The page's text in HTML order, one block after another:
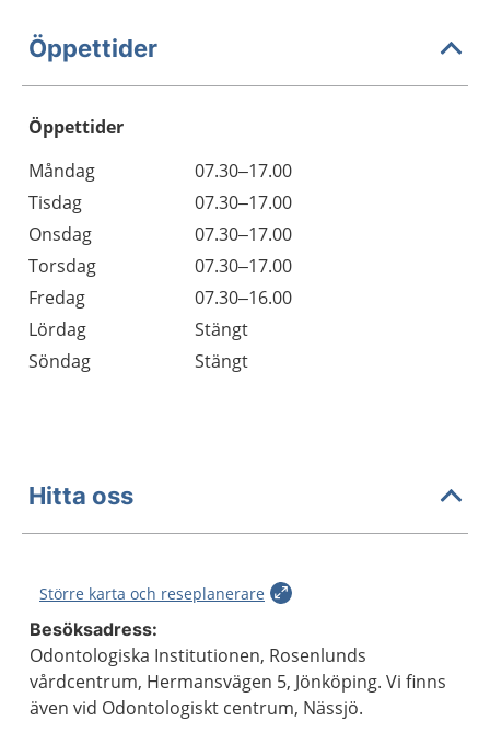
Öppettider
Öppettider
Dag
Öppettider
Kommentarer
Måndag
07.30–17.00
Tisdag
07.30–17.00
Onsdag
07.30–17.00
Torsdag
07.30–17.00
Fredag
07.30–16.00
Lördag
Stängt
Söndag
Stängt
Hitta oss
Större karta och reseplanerare
Besöksadress:
Odontologiska Institutionen, Rosenlunds
vårdcentrum, Hermansvägen 5, Jönköping. Vi finns
även vid Odontologiskt centrum, Nässjö.